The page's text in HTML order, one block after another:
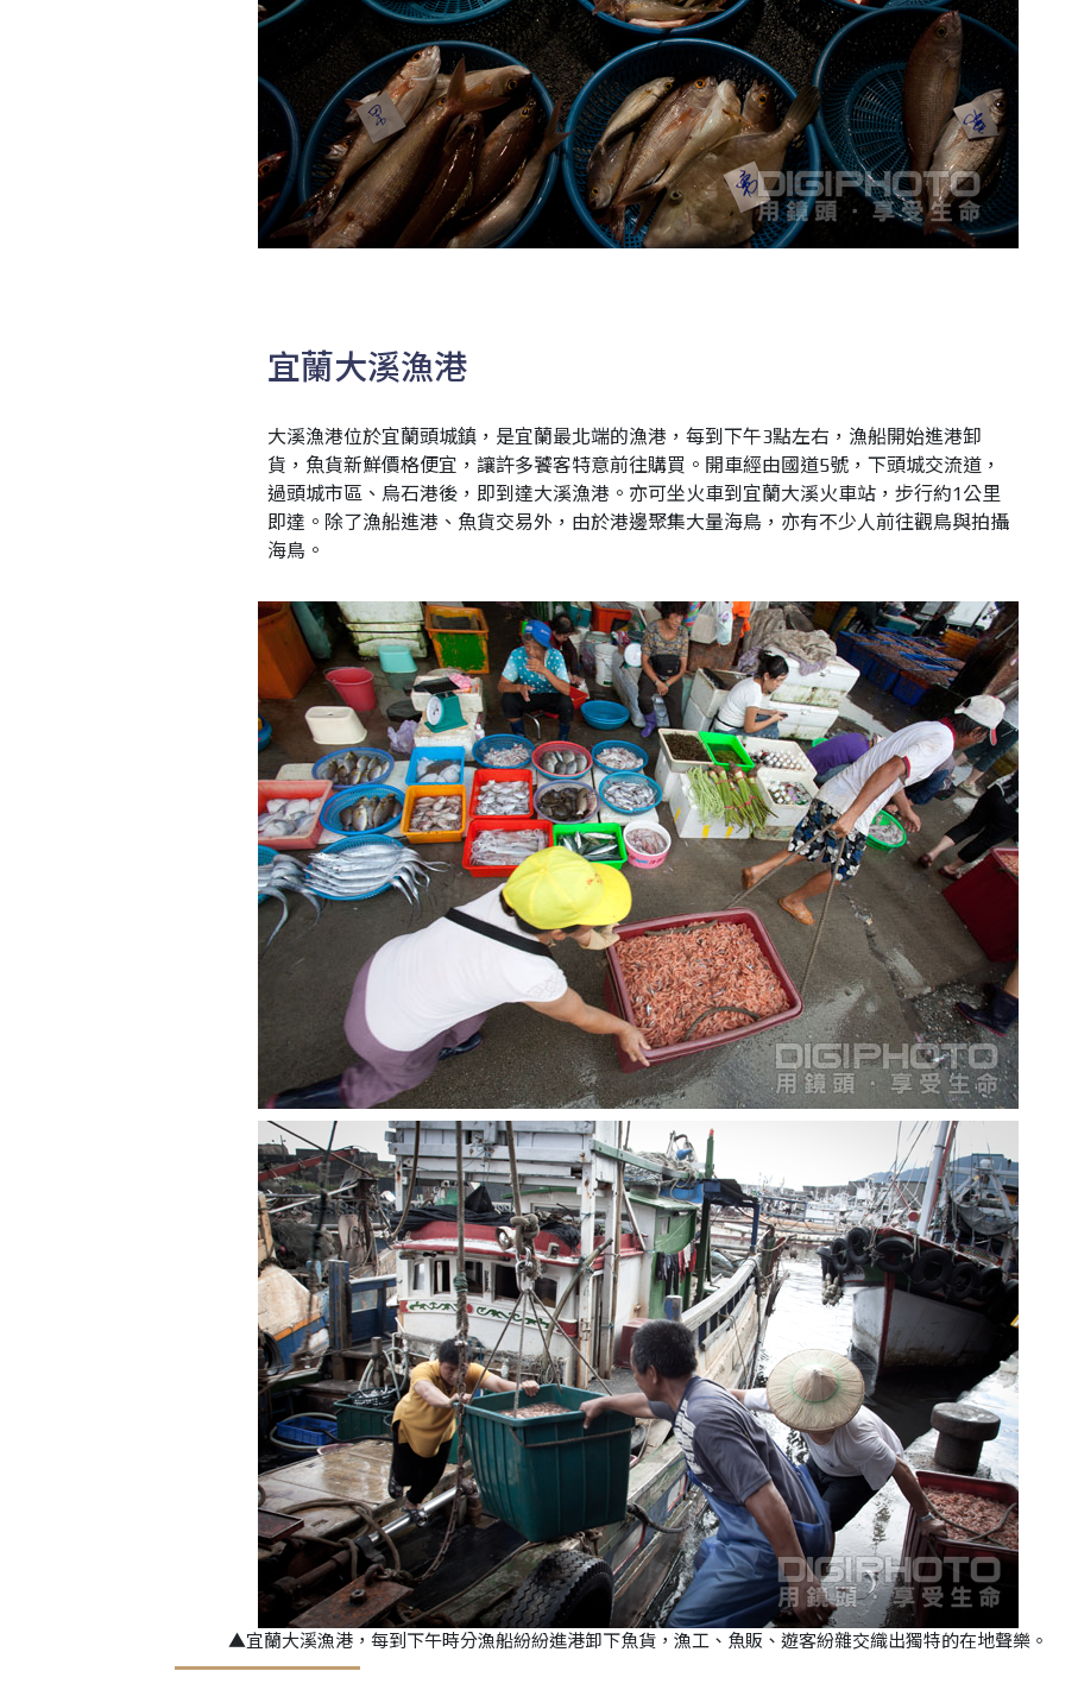
宜蘭大溪漁港
大溪漁港位於宜蘭頭城鎮，是宜蘭最北端的漁港，每到下午3點左右，漁船開始進港卸
貨，魚貨新鮮價格便宜，讓許多饕客特意前往購買。開車經由國道5號，下頭城交流道，
過頭城市區、烏石港後，即到達大溪漁港。亦可坐火車到宜蘭大溪火車站，步行約1公里
即達。除了漁船進港、魚貨交易外，由於港邊聚集大量海鳥，亦有不少人前往觀鳥與拍攝
海鳥。
▲宜蘭大溪漁港，每到下午時分漁船紛紛進港卸下魚貨，漁工、魚販、遊客紛雜交織出獨特的在地聲樂。